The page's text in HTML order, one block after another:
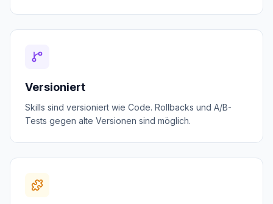
Versioniert
Skills sind versioniert wie Code. Rollbacks und A/B-
Tests gegen alte Versionen sind möglich.